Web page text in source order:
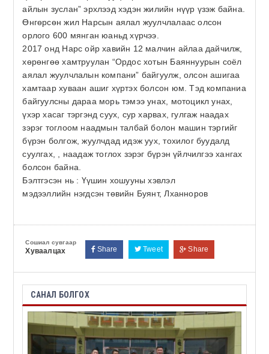
айлын зуслан” эрхлээд хэдэн жилийн нүүр үзэж байна.
Өнгөрсөн жил Нарсын аялал жуулчлалаас олсон
орлого 600 мянган юаньд хүрчээ.
2017 онд Нарс ойр хавийн 12 малчин айлаа дайчилж,
хөрөнгөө хамтруулан “Ордос хотын Баяннуурын соёл
аялал жуулчлалын компани” байгуулж, олсон ашигаа
хамтаар хуваан ашиг хүртэх болсон юм. Тэд компаниа
байгуулсны дараа морь тэмээ унах, мотоцикл унах,
үхэр хасаг тэргэнд суух, сур харвах, гулгаж наадах
зэрэг тоглоом наадмын талбай болон машин тэргийг
бүрэн болгож, жуулчдад идэж уух, тохилог буудалд
суулгах, , наадаж тоглох зэрэг бүрэн үйлчилгээ хангах
болсон байна.
Бэлтгэсэн нь : Үүшин хошууны хэвлэл
мэдээллийн нэгдсэн төвийн Буянт, Лханноров
Сошиал сувгаар
Хуваалцах  Share  Tweet  Share
САНАЛ БОЛГОХ